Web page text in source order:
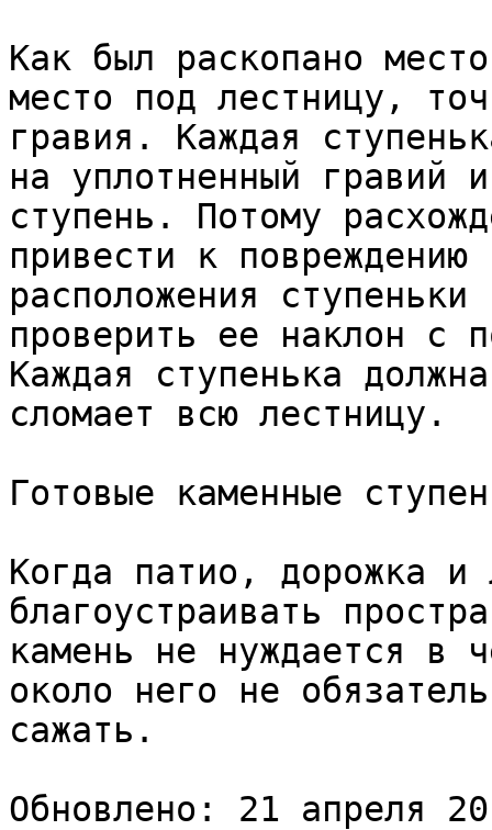
Как был раскопано
место под лестницу,
гравия. Каждая
на уплотненный гравий
ступень. Потому
привести к
расположения
проверить ее наклон с
Каждая ступенька
сломает всю лестницу.
Готовые каменные
Когда патио, дорожка и
благоустраивать
камень не нуждается в
около него не
сажать.
Обновлено: 21 апреля